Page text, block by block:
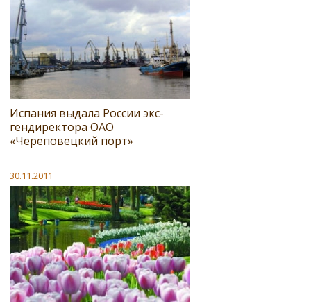
Испания выдала России экс-
гендиректора ОАО
«Череповецкий порт»
30.11.2011